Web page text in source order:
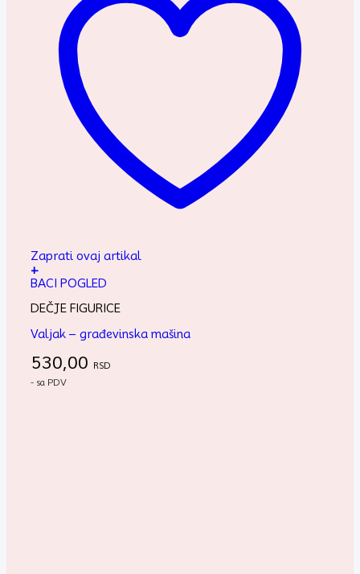
Zaprati ovaj artikal
+
BACI POGLED
DEČJE FIGURICE
Valjak – građevinska mašina
530,00 RSD
- sa PDV